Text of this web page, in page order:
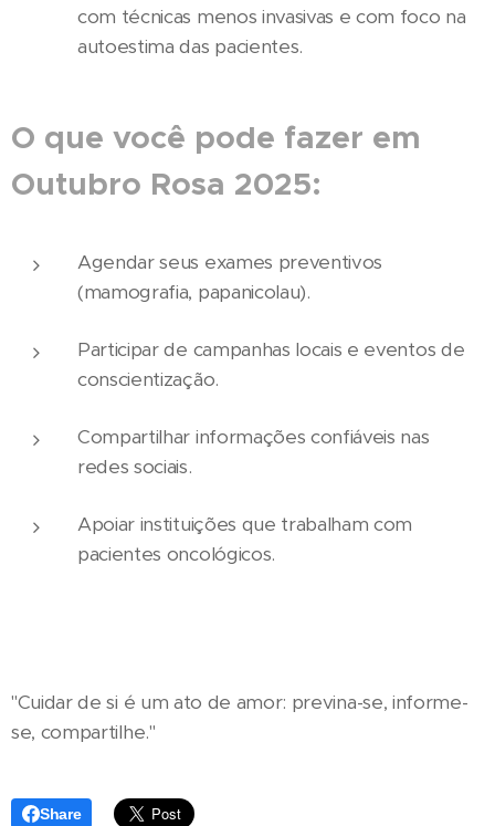
com técnicas menos invasivas e com foco na
autoestima das pacientes.
O que você pode fazer em
Outubro Rosa 2025:
Agendar seus exames preventivos
(mamografia, papanicolau).
Participar de campanhas locais e eventos de
conscientização.
Compartilhar informações confiáveis nas
redes sociais.
Apoiar instituições que trabalham com
pacientes oncológicos.
"Cuidar de si é um ato de amor: previna-se, informe-
se, compartilhe."
Share